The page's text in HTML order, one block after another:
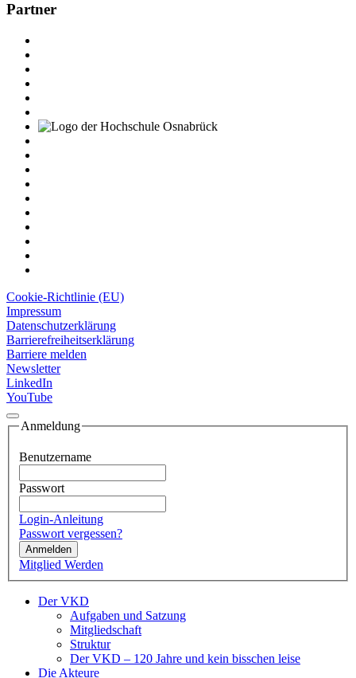
Partner
Cookie-Richtlinie (EU)
Impressum
Datenschutzerklärung
Barrierefreiheitserklärung
Barriere melden
Newsletter
LinkedIn
YouTube
Anmeldung
Benutzername
Passwort
Login-Anleitung
Passwort vergessen?
Anmelden
Mitglied Werden
Der VKD
Aufgaben und Satzung
Mitgliedschaft
Struktur
Der VKD – 120 Jahre und kein bisschen leise
Die Akteure